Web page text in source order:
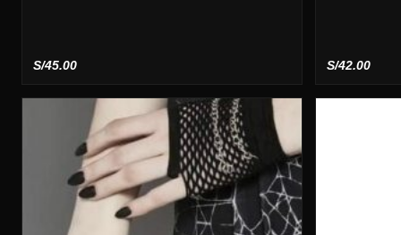
S/45.00 S/42.00